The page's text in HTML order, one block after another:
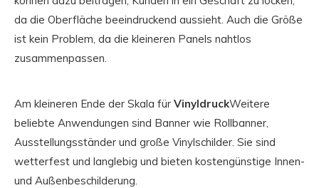
da die Oberfläche beeindruckend aussieht. Auch die Größe
ist kein Problem, da die kleineren Panels nahtlos
zusammenpassen.
Am kleineren Ende der Skala für VinyldruckWeitere
beliebte Anwendungen sind Banner wie Rollbanner,
Ausstellungsständer und große Vinylschilder. Sie sind
wetterfest und langlebig und bieten kostengünstige Innen-
und Außenbeschilderung.